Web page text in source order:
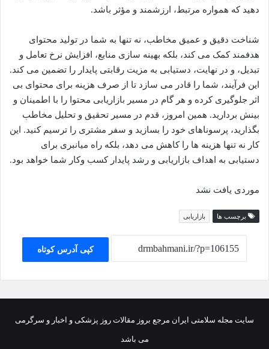
دهید که همواره مرتبط، ارزشمند و مؤثر باشد.
شناخت دقیق و عمیق مخاطب، نه تنها به شما در تولید محتوای
هدفمند کمک می کند، بلکه بهینه سازی منابع، افزایش نرخ تعامل و
تبدیل، و در نهایت، دستیابی به مزیت رقابتی پایدار را تضمین می کند.
این فرآیند، شما را قادر می سازد تا از صرف هزینه برای محتوای بی
اثر جلوگیری کرده و هر گام در مسیر بازاریابی محتوا را با اطمینان و
بینش بردارید. همین امروز، قدم در مسیر تحقیق و تحلیل مخاطب
بگذارید، پرسوناهای خود را بسازید و سفر مشتری را ترسیم کنید. این
کار نه تنها هزینه ها را کاهش می دهد، بلکه راه میانبری برای
دستیابی به اهداف بازاریابی و رشد پایدار کسب وکار شما خواهد بود.
موردی یافت نشد
برچسب ها بازاریابی
کپی آدرس کوتاه
سایت مجله سلامتی ایران مرجع بروز مقالات روز پزشکی و اخبار و سرگرمی
می باشد